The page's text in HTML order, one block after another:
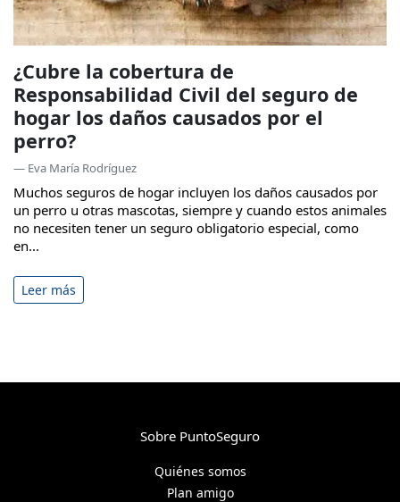
¿Cubre la cobertura de
Responsabilidad Civil del seguro de
hogar los daños causados por el
perro?
— Eva María Rodríguez
Muchos seguros de hogar incluyen los daños causados por
un perro u otras mascotas, siempre y cuando estos animales
no necesiten tener un seguro obligatorio especial, como
en...
Leer más
Sobre PuntoSeguro
Quiénes somos
Plan amigo